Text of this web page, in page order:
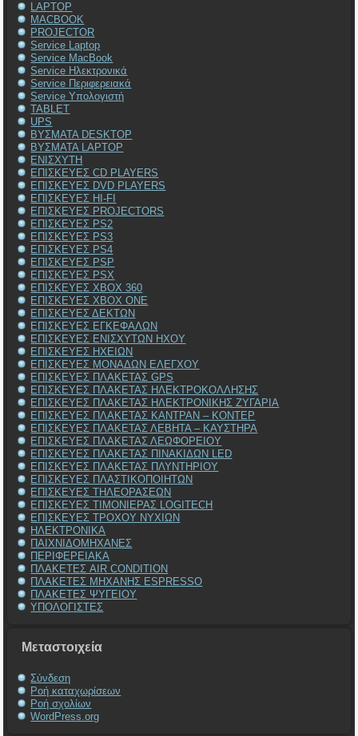
LAPTOP
MACBOOK
PROJECTOR
Service Laptop
Service MacBook
Service Ηλεκτρονικά
Service Περιφερειακά
Service Υπολογιστή
TABLET
UPS
ΒΥΣΜΑΤΑ DESKTOP
ΒΥΣΜΑΤΑ LAPTOP
ΕΝΙΣΧΥΤΗ
ΕΠΙΣΚΕΥΕΣ CD PLAYERS
ΕΠΙΣΚΕΥΕΣ DVD PLAYERS
ΕΠΙΣΚΕΥΕΣ HI-FI
ΕΠΙΣΚΕΥΕΣ PROJECTORS
ΕΠΙΣΚΕΥΕΣ PS2
ΕΠΙΣΚΕΥΕΣ PS3
ΕΠΙΣΚΕΥΕΣ PS4
ΕΠΙΣΚΕΥΕΣ PSP
ΕΠΙΣΚΕΥΕΣ PSX
ΕΠΙΣΚΕΥΕΣ XBOX 360
ΕΠΙΣΚΕΥΕΣ XBOX ONE
ΕΠΙΣΚΕΥΕΣ ΔΕΚΤΩΝ
ΕΠΙΣΚΕΥΕΣ ΕΓΚΕΦΑΛΩΝ
ΕΠΙΣΚΕΥΕΣ ΕΝΙΣΧΥΤΩΝ ΗΧΟΥ
ΕΠΙΣΚΕΥΕΣ ΗΧΕΙΩΝ
ΕΠΙΣΚΕΥΕΣ ΜΟΝΑΔΩΝ ΕΛΕΓΧΟΥ
ΕΠΙΣΚΕΥΕΣ ΠΛΑΚΕΤΑΣ GPS
ΕΠΙΣΚΕΥΕΣ ΠΛΑΚΕΤΑΣ ΗΛΕΚΤΡΟΚΟΛΛΗΣΗΣ
ΕΠΙΣΚΕΥΕΣ ΠΛΑΚΕΤΑΣ ΗΛΕΚΤΡΟΝΙΚΗΣ ΖΥΓΑΡΙΑ
ΕΠΙΣΚΕΥΕΣ ΠΛΑΚΕΤΑΣ ΚΑΝΤΡΑΝ – ΚΟΝΤΕΡ
ΕΠΙΣΚΕΥΕΣ ΠΛΑΚΕΤΑΣ ΛΕΒΗΤΑ – ΚΑΥΣΤΗΡΑ
ΕΠΙΣΚΕΥΕΣ ΠΛΑΚΕΤΑΣ ΛΕΩΦΟΡΕΙΟΥ
ΕΠΙΣΚΕΥΕΣ ΠΛΑΚΕΤΑΣ ΠΙΝΑΚΙΔΩΝ LED
ΕΠΙΣΚΕΥΕΣ ΠΛΑΚΕΤΑΣ ΠΛΥΝΤΗΡΙΟΥ
ΕΠΙΣΚΕΥΕΣ ΠΛΑΣΤΙΚΟΠΟΙΗΤΩΝ
ΕΠΙΣΚΕΥΕΣ ΤΗΛΕΟΡΑΣΕΩΝ
ΕΠΙΣΚΕΥΕΣ ΤΙΜΟΝΙΕΡΑΣ LOGITECH
ΕΠΙΣΚΕΥΕΣ ΤΡΟΧΟΥ ΝΥΧΙΩΝ
ΗΛΕΚΤΡΟΝΙΚΑ
ΠΑΙΧΝΙΔΟΜΗΧΑΝΕΣ
ΠΕΡΙΦΕΡΕΙΑΚΑ
ΠΛΑΚΕΤΕΣ AIR CONDITION
ΠΛΑΚΕΤΕΣ ΜΗΧΑΝΗΣ ESPRESSO
ΠΛΑΚΕΤΕΣ ΨΥΓΕΙΟΥ
ΥΠΟΛΟΓΙΣΤΕΣ
Μεταστοιχεία
Σύνδεση
Ροή καταχωρίσεων
Ροή σχολίων
WordPress.org